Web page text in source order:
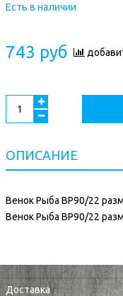
Есть в наличии
743 руб
ОПИСАНИЕ
Венок Рыба ВР90/22
Венок Рыба ВР90/22
Доставка